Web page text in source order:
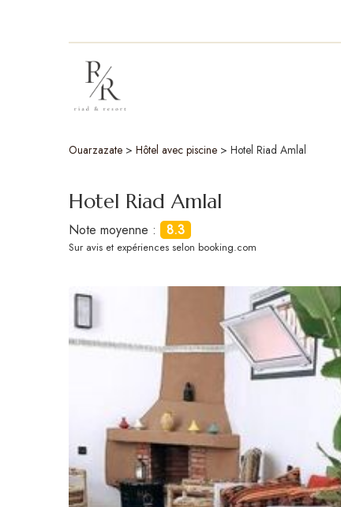
Ouarzazate > Hôtel avec piscine > Hotel Riad Amlal
Hotel Riad Amlal
Note moyenne : 8.3
Sur avis et expériences selon booking.com